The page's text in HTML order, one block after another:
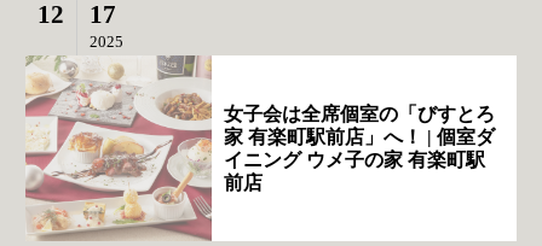
12 17
2025
女子会は全席個室の「びすとろ
家 有楽町駅前店」へ！ | 個室ダ
イニング ウメ子の家 有楽町駅
前店